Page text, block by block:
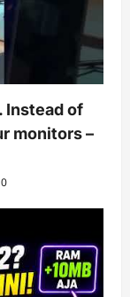
Instead of
monitors –
0